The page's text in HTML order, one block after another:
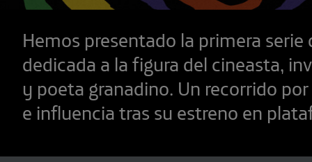
Hemos presentado la primera
dedicada a la figura del cineasta,
y poeta granadino. Un recorrido
e influencia tras su estreno en